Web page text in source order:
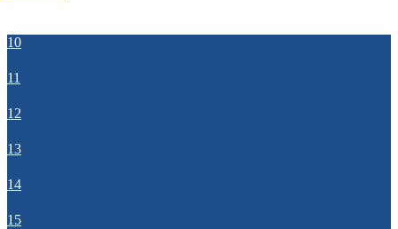
10
11
12
13
14
15